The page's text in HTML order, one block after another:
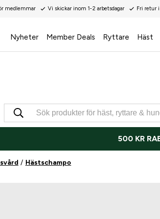
medlemmar Vi skickar inom 1-2 arbetsdagar Fri retur
Nyheter Member Deals Ryttare Häst
500 KR
Hästschampo